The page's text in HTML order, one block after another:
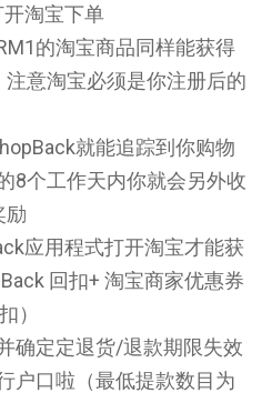
淘宝下单
的淘宝商品同样能获得
意淘宝必须是你注册后的
就能追踪到你购物
8个工作天内你就会另外收
励
应用程式打开淘宝才能获
回扣+ 淘宝商家优惠券
）
确定定退货/退款期限失效
户口啦（最低提款数目为